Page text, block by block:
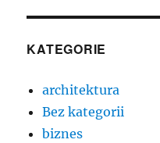
KATEGORIE
architektura
Bez kategorii
biznes